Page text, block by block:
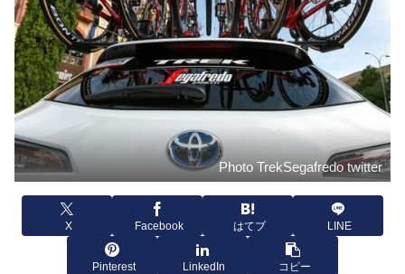
Photo TrekSegafredo twitter
X Facebook はてブ LINE
Pinterest LinkedIn コピー